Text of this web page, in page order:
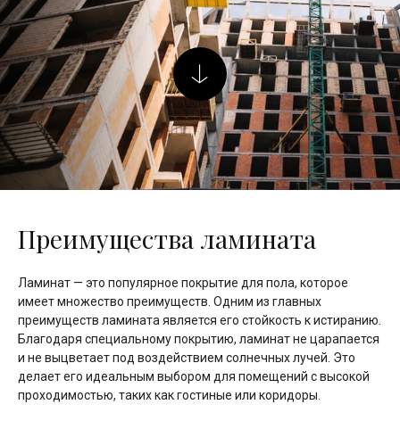
Преимущества ламината
Ламинат — это популярное покрытие для пола, которое
имеет множество преимуществ. Одним из главных
преимуществ ламината является его стойкость к истиранию.
Благодаря специальному покрытию, ламинат не царапается
и не выцветает под воздействием солнечных лучей. Это
делает его идеальным выбором для помещений с высокой
проходимостью, таких как гостиные или коридоры.